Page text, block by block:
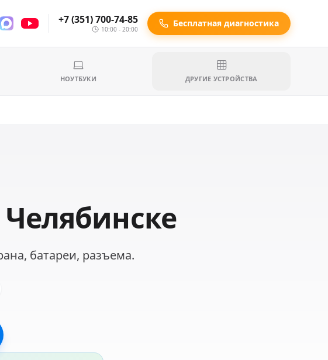
+7 (351) 700-74-85
10:00 - 20:00
Бесплатная диагностика
НОУТБУКИ ДРУГИЕ УСТРОЙСТВА
Челябинске
батареи, разъема.